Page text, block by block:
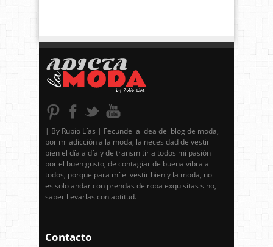
| By Rubio Lías | Fecunde la idea del blog de moda,
por mi adicción a la moda, la necesidad de vestir
bien el día a día y de transmitir a todos mi pasión
por el buen gusto, de contagiar de buena vibra a
todos, porque para mí el vestir bien y la moda, no
es solo andar con prendas de ropa exquisitas sino,
saber llevarlas con aptitud.
Contacto